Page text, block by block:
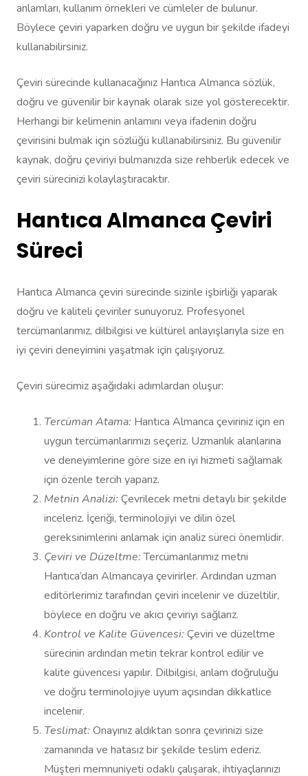
anlamları, kullanım örnekleri ve cümleler de bulunur.
Böylece çeviri yaparken doğru ve uygun bir şekilde ifadeyi
kullanabilirsiniz.
Çeviri sürecinde kullanacağınız Hantıca Almanca sözlük,
doğru ve güvenilir bir kaynak olarak size yol gösterecektir.
Herhangi bir kelimenin anlamını veya ifadenin doğru
çevirisini bulmak için sözlüğü kullanabilirsiniz. Bu güvenilir
kaynak, doğru çeviriyi bulmanızda size rehberlik edecek ve
çeviri sürecinizi kolaylaştıracaktır.
Hantıca Almanca Çeviri
Süreci
Hantıca Almanca çeviri sürecinde sizinle işbirliği yaparak
doğru ve kaliteli çeviriler sunuyoruz. Profesyonel
tercümanlarımız, dilbilgisi ve kültürel anlayışlarıyla size en
iyi çeviri deneyimini yaşatmak için çalışıyoruz.
Çeviri sürecimiz aşağıdaki adımlardan oluşur:
Tercüman Atama: Hantıca Almanca çeviriniz için en
uygun tercümanlarımızı seçeriz. Uzmanlık alanlarına
ve deneyimlerine göre size en iyi hizmeti sağlamak
için özenle tercih yaparız.
Metnin Analizi: Çevrilecek metni detaylı bir şekilde
inceleriz. İçeriği, terminolojiyi ve dilin özel
gereksinimlerini anlamak için analiz süreci önemlidir.
Çeviri ve Düzeltme:Tercümanlarımız metni
Hantıca’dan Almancaya çevirirler. Ardından uzman
editörlerimiz tarafından çeviri incelenir ve düzeltilir,
böylece en doğru ve akıcı çeviriyi sağlarız.
Kontrol ve Kalite Güvencesi: Çeviri ve düzeltme
sürecinin ardından metin tekrar kontrol edilir ve
kalite güvencesi yapılır. Dilbilgisi, anlam doğruluğu
ve doğru terminolojiye uyum açısından dikkatlice
incelenir.
Teslimat: Onayınız aldıktan sonra çevirinizi size
zamanında ve hatasız bir şekilde teslim ederiz.
Müşteri memnuniyeti odaklı çalışarak, ihtiyaçlarınızı